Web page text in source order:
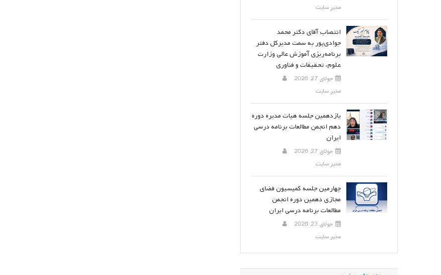
مدیر سایت
انتصاب آقای دکتر محمد
جوادی‌پور به سمت مدیرکل دفتر
برنامه‌ریزی آموزش عالی وزارت
علوم، تحقیقات و فناوری
جولای 27, 2026
مدیر سایت
یازدهمین جلسه هیات مدیره دوره
دهم انجمن مطالعات برنامه درسی
ایران
جولای 27, 2026
مدیر سایت
چهارمین جلسه کمیسیون فضای
مجازی دهمین دوره انجمن
مطالعات برنامه درسی ایران
جولای 23, 2026
مدیر سایت